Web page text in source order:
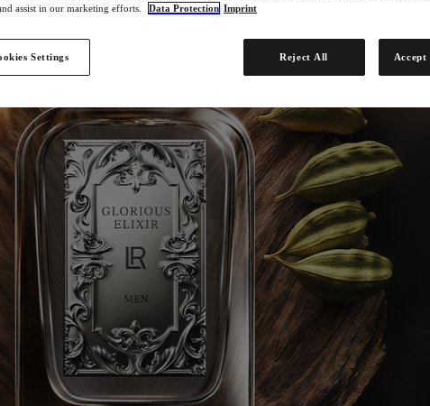
assist in our marketing efforts.
Data Protection Imprint
Settings Reject All Accept